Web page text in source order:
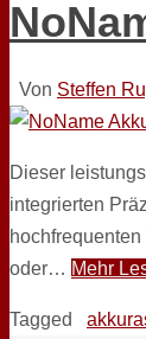
Von Steffen
Dieser
integrierten
oder… Mehr
Tagged